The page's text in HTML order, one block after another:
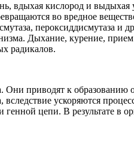
вдыхая кислород и выдыхая
во вредное
пероксиддисмутаза и
Дыхание, курение,
радикалов.
Они приводят к
ускоряются
цепи. В результате в